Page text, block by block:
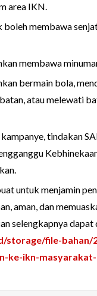
area IKN.
boleh membawa
membawa
bermain bola,
atau melewati
tindakan
untuk menjamin
aman, dan
selengkapnya
storage/file-bahan/
ke-ikn-